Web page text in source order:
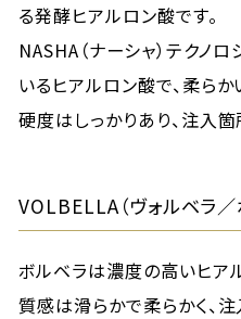
る発酵ヒアルロン酸です。
NASHA（ナーシャ）テクノ
いるヒアルロン酸で、柔ら
硬度はしっかりあり、注入
VOLBELLA（ヴォルベラ／
ボルベラは濃度の高いヒア
質感は滑らかで柔らかく、